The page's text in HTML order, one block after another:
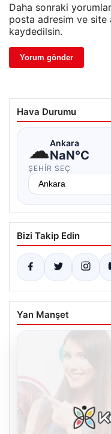
Daha sonraki
posta adresim ve site
kaydedilsin.
Hava Durumu
☁Ankara
NaN°C
ŞEHIR SEÇ
Bizi Takip Edin
Yan Manşet